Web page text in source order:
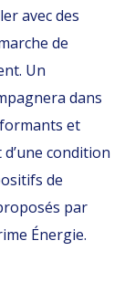
avec des
de
Un
dans
et
condition
de
par
Énergie.